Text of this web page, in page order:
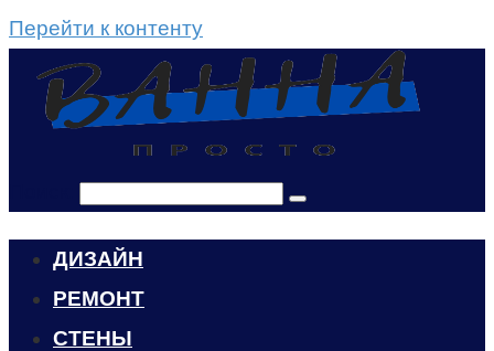
Перейти к контенту
ДИЗАЙН
РЕМОНТ
СТЕНЫ